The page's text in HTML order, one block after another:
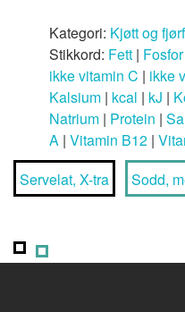
Kategori: Kjøtt og
Stikkord: Fett | Fosfor
ikke vitamin C | ikke
Kalsium | kcal | kJ |
Natrium | Protein |
A | Vitamin B12 |
Servelat, X-tra
Sodd,